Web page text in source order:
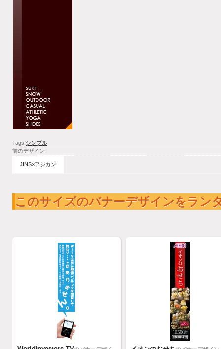
Tags:シンプル
前のデザイン
JINS×アジカン
このサイズのバナーデザインをラン